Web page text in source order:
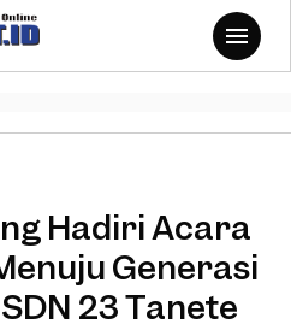
Hadiri Acara
Generasi
23 Tanete